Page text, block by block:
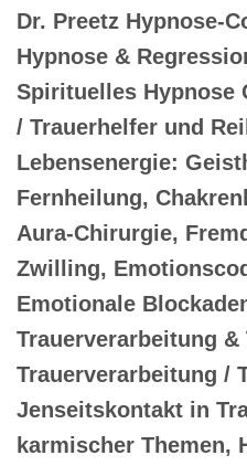
Dr. Preetz Hypnose-
Hypnose &
Spirituelles Hypnose
/ Trauerhelfer und
Lebensenergie:
Fernheilung,
Aura-Chirurgie,
Zwilling,
Emotionale
Trauerverarbeitung &
Trauerverarbeitung /
Jenseitskontakt in
karmischer Themen,